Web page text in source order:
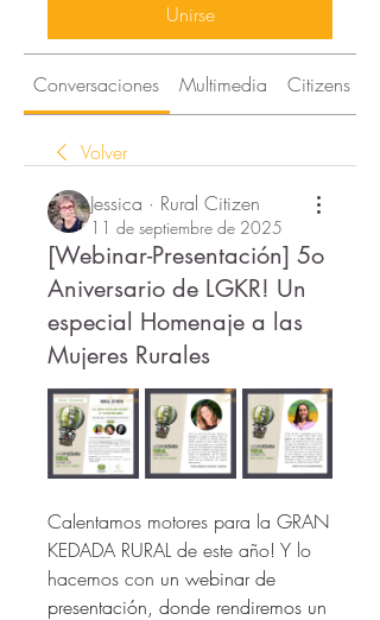
Unirse
Conversaciones Multimedia Citizens
Volver
Jessica · Rural Citizen
11 de septiembre de 2025
[Webinar-Presentación] 5o
Aniversario de LGKR! Un
especial Homenaje a las
Mujeres Rurales
Calentamos motores para la GRAN
KEDADA RURAL de este año! Y lo
hacemos con un webinar de
presentación, donde rendiremos un